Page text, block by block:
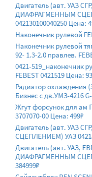
Двигатель (авт. УАЗ
ДИАФРАГМЕННЫМ
042130100040250 Цена:
Наконечник рулевой
Наконечник рулевой
92- 1.3-2.0 правлев.
0421-519_наконечник
FEBEST 0421519 Цена:
Радиатор охлаждения
Бизнес с дв.УМЗ-4216
Жгут форсунок для ам
3707070-00 Цена: 499₽
Двигатель (авт. УАЗ
СЦЕПЛЕНИЕМ) УАЗ
Двигатель (авт. УАЗ,
ДИАФРАГМЕННЫМ
384999₽